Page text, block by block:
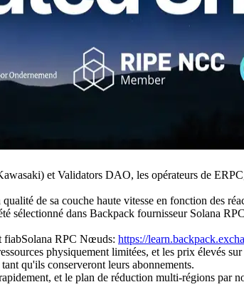
et Validators DAO, les opérateurs de
de sa couche haute vitesse en fonction des
sélectionné dans Backpack fournisseur Solana
fiabSolana RPC Nœuds: https://
physiquement limitées, et les prix élevés
qu'ils conserveront leurs abonnements.
et le plan de réduction multi-régions par